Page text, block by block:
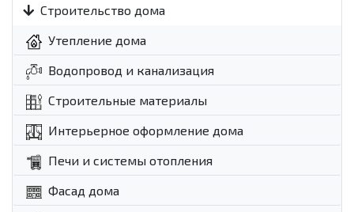
Строительство дома
Утепление дома
Водопровод и канализация
Строительные материалы
Интерьерное оформление дома
Печи и системы отопления
Фасад дома